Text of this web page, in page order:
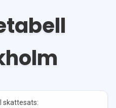
skattesats: